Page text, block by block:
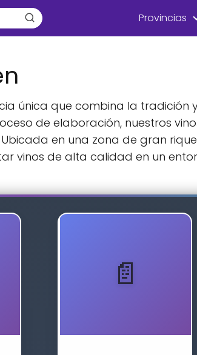
Provincias
única que combina la tradición
de elaboración, nuestros
en una zona de gran
vinos de alta calidad en un